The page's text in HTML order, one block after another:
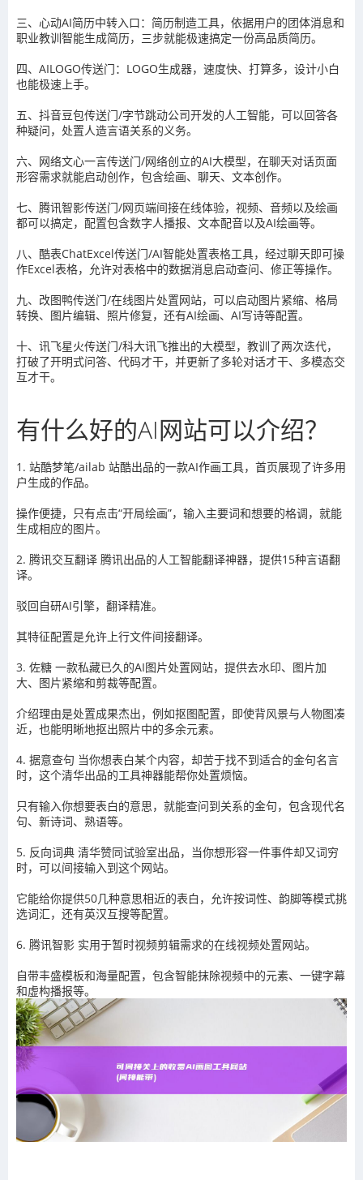
三、心动AI简历中转入口：简历制造工具，依据用户的团体消息和
职业教训智能生成简历，三步就能极速搞定一份高品质简历。
四、AILOGO传送门：LOGO生成器，速度快、打算多，设计小白
也能极速上手。
五、抖音豆包传送门/字节跳动公司开发的人工智能，可以回答各
种疑问，处置人造言语关系的义务。
六、网络文心一言传送门/网络创立的AI大模型，在聊天对话页面
形容需求就能启动创作，包含绘画、聊天、文本创作。
七、腾讯智影传送门/网页端间接在线体验，视频、音频以及绘画
都可以搞定，配置包含数字人播报、文本配音以及AI绘画等。
八、酷表ChatExcel传送门/AI智能处置表格工具，经过聊天即可操
作Excel表格，允许对表格中的数据消息启动查问、修正等操作。
九、改图鸭传送门/在线图片处置网站，可以启动图片紧缩、格局
转换、图片编辑、照片修复，还有AI绘画、AI写诗等配置。
十、讯飞星火传送门/科大讯飞推出的大模型，教训了两次迭代，
打破了开明式问答、代码才干，并更新了多轮对话才干、多模态交
互才干。
有什么好的AI网站可以介绍？
1. 站酷梦笔/ailab 站酷出品的一款AI作画工具，首页展现了许多用
户生成的作品。
操作便捷，只有点击“开局绘画”，输入主要词和想要的格调，就能
生成相应的图片。
2. 腾讯交互翻译 腾讯出品的人工智能翻译神器，提供15种言语翻
译。
驳回自研AI引擎，翻译精准。
其特征配置是允许上行文件间接翻译。
3. 佐糖 一款私藏已久的AI图片处置网站，提供去水印、图片加
大、图片紧缩和剪裁等配置。
介绍理由是处置成果杰出，例如抠图配置，即使背风景与人物图凑
近，也能明晰地抠出照片中的多余元素。
4. 据意查句 当你想表白某个内容，却苦于找不到适合的金句名言
时，这个清华出品的工具神器能帮你处置烦恼。
只有输入你想要表白的意思，就能查问到关系的金句，包含现代名
句、新诗词、熟语等。
5. 反向词典 清华赞同试验室出品，当你想形容一件事件却又词穷
时，可以间接输入到这个网站。
它能给你提供50几种意思相近的表白，允许按词性、韵脚等模式挑
选词汇，还有英汉互搜等配置。
6. 腾讯智影 实用于暂时视频剪辑需求的在线视频处置网站。
自带丰盛模板和海量配置，包含智能抹除视频中的元素、一键字幕
和虚构播报等。